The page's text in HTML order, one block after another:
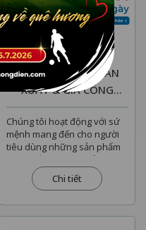
CÔNG TY TNHH SẢN
XUẤT & GIA CÔNG
NƯỚC UỐNG ĐÓNG
CHAI ION FRESH
Chúng tôi hoạt động với sứ
mệnh mang đến cho người
tiêu dùng những sản phẩm
nước uống không chỉ đơn
thuần là đảm bảo chất...
Chi tiết